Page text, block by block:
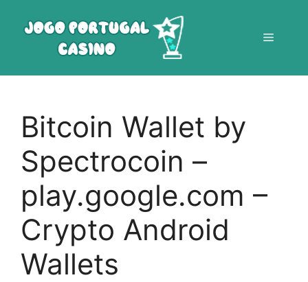
Menu
Bitcoin Wallet by
Spectrocoin –
play.google.com –
Crypto Android
Wallets